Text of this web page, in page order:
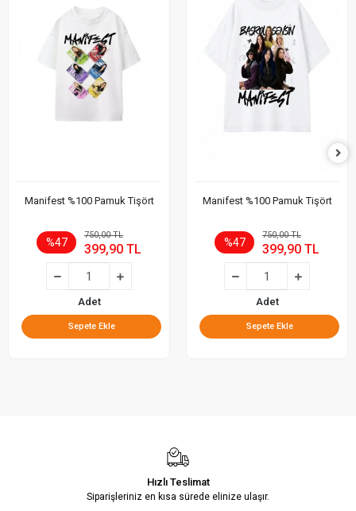
Manifest %100 Pamuk Tişört
%47
750,00 TL
399,90 TL
Adet
Sepete Ekle
Manifest %100 Pamuk Tişört
%47
750,00 TL
399,90 TL
Adet
Sepete Ekle
Hızlı Teslimat
Siparişleriniz en kısa sürede elinize ulaşır.